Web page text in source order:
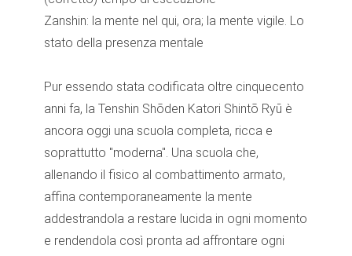
Zanshin: la mente nel qui, ora; la mente vigile. Lo
stato della presenza mentale
Pur essendo stata codificata oltre cinquecento
anni fa, la Tenshin Shōden Katori Shintō Ryū è
ancora oggi una scuola completa, ricca e
soprattutto "moderna". Una scuola che,
allenando il fisico al combattimento armato,
affina contemporaneamente la mente
addestrandola a restare lucida in ogni momento
e rendendola così pronta ad affrontare ogni